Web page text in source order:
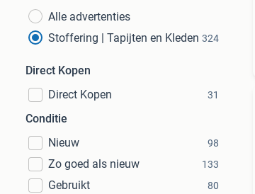
Alle advertenties
Stoffering | Tapijten en Kleden 324
Direct Kopen
Direct Kopen
31
Conditie
Nieuw
98
Zo goed als nieuw 133
Gebruikt 80